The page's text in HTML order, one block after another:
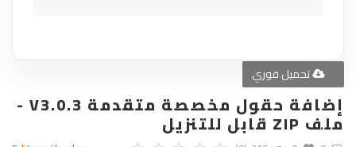
تحميل فوري
إضافة حقول مخصصة متقدمة V3.0.3 -
ملف ZIP قابل للتنزيل